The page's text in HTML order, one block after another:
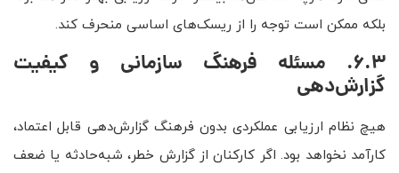
بلکه ممکن است توجه را از ریسک‌های اساسی منحرف کند.
6.3. مسئله فرهنگ سازمانی و کیفیت
گزارش‌دهی
هیچ نظام ارزیابی عملکردی بدون فرهنگ گزارش‌دهی قابل اعتماد،
کارآمد نخواهد بود. اگر کارکنان از گزارش خطر، شبه‌حادثه یا ضعف